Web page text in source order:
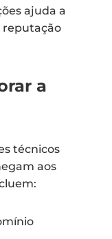
ajuda a
reputação
a
técnicos
aos